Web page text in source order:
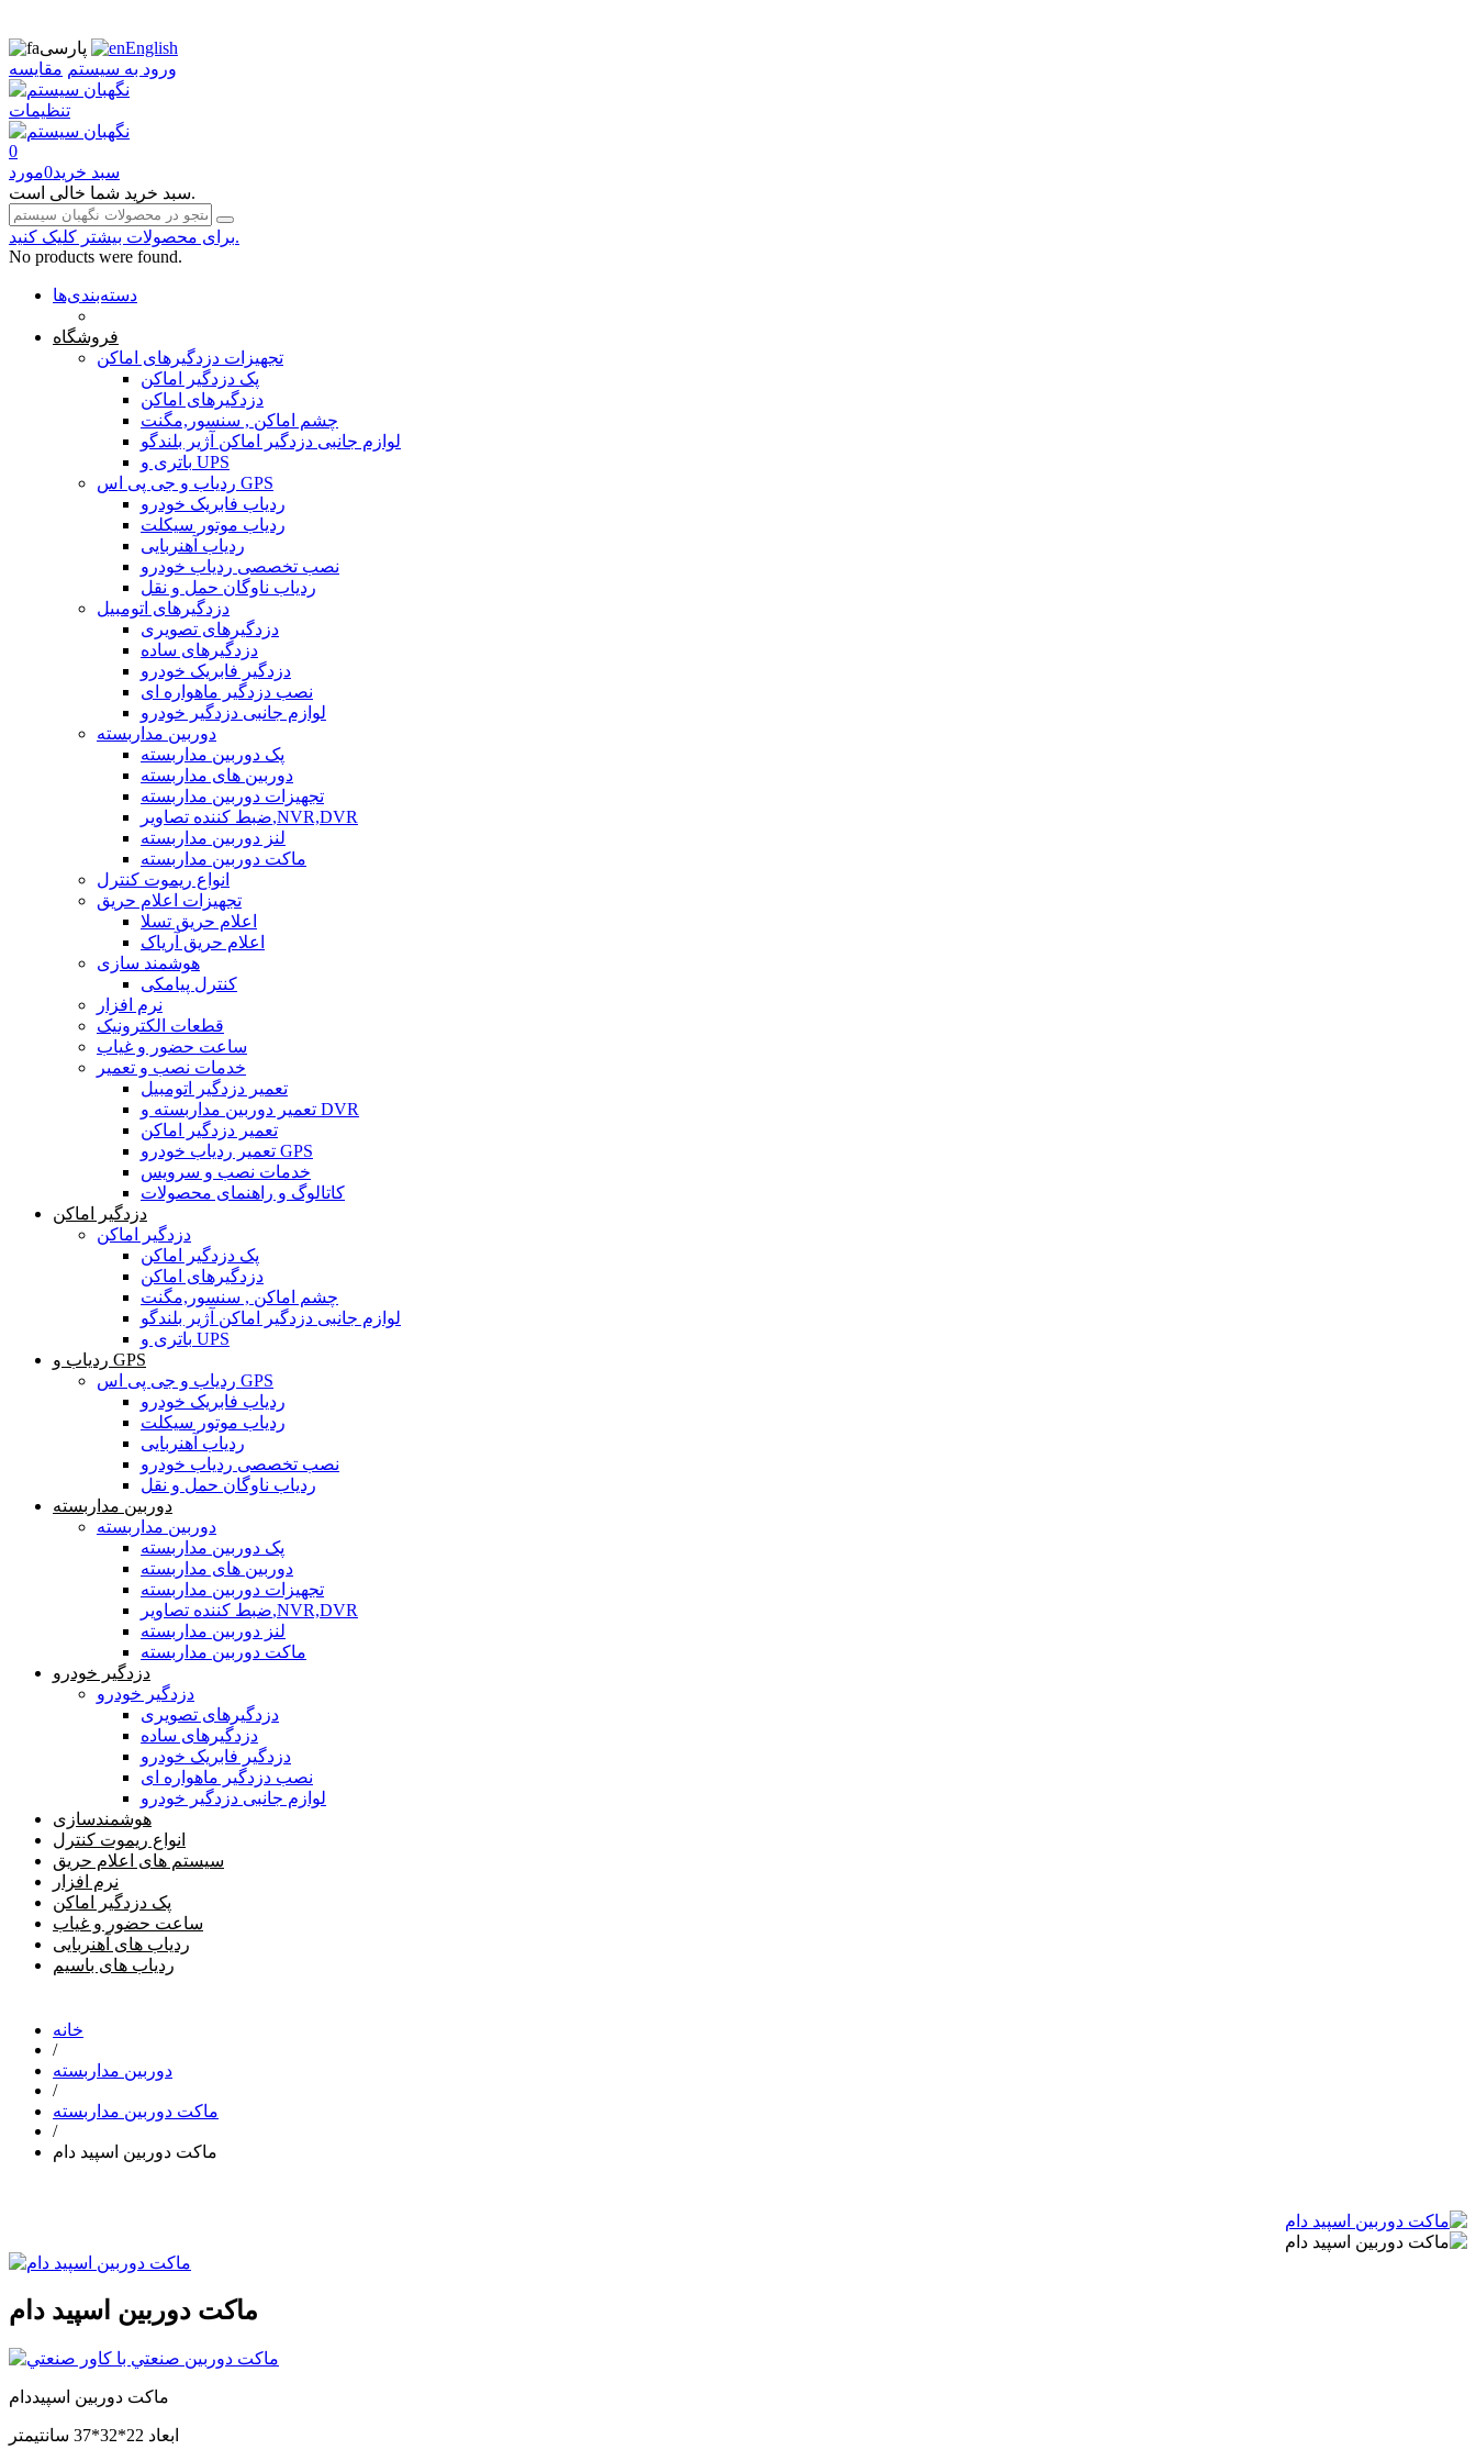
پارسی
English
ورود به سیستم مقایسه
تنظیمات
0
سبد خرید0مورد
سبد خرید شما خالی است.
برای محصولات بیشتر کلیک کنید.
No products were found.
دسته‌بندی‌ها
فروشگاه
تجهیزات دزدگیرهای اماکن
پک دزدگیر اماکن
دزدگیرهای اماکن
چشم اماکن , سنسور,مگنت
لوازم جانبی دزدگیر اماکن آژیر بلندگو
باتری و UPS
ردیاب و جی پی اس GPS
ردیاب فابریک خودرو
ردیاب موتور سیکلت
ردیاب آهنربایی
نصب تخصصی ردیاب خودرو
ردیاب ناوگان حمل و نقل
دزدگیرهای اتومبیل
دزدگیرهای تصویری
دزدگیرهای ساده
دزدگیر فابریک خودرو
نصب دزدگیر ماهواره ای
لوازم جانبی دزدگیر خودرو
دوربین مداربسته
پک دوربین مداربسته
دوربین های مداربسته
تجهیزات دوربین مداربسته
ضبط کننده تصاویر,NVR,DVR
لنز دوربین مداربسته
ماکت دوربین مداربسته
انواع ریموت کنترل
تجهیزات اعلام حریق
اعلام حریق تسلا
اعلام حریق آریاک
هوشمند سازی
کنترل پیامکی
نرم افزار
قطعات الکترونیک
ساعت حضور و غیاب
خدمات نصب و تعمیر
تعمیر دزدگیر اتومبیل
تعمیر دوربین مداربسته و DVR
تعمیر دزدگیر اماکن
تعمیر ردیاب خودرو GPS
خدمات نصب و سرویس
کاتالوگ و راهنمای محصولات
دزدگیر اماکن
دزدگیر اماکن
پک دزدگیر اماکن
دزدگیرهای اماکن
چشم اماکن , سنسور,مگنت
لوازم جانبی دزدگیر اماکن آژیر بلندگو
باتری و UPS
ردیاب و GPS
ردیاب و جی پی اس GPS
ردیاب فابریک خودرو
ردیاب موتور سیکلت
ردیاب آهنربایی
نصب تخصصی ردیاب خودرو
ردیاب ناوگان حمل و نقل
دوربین مداربسته
دوربین مداربسته
پک دوربین مداربسته
دوربین های مداربسته
تجهیزات دوربین مداربسته
ضبط کننده تصاویر,NVR,DVR
لنز دوربین مداربسته
ماکت دوربین مداربسته
دزدگیر خودرو
دزدگیر خودرو
دزدگیرهای تصویری
دزدگیرهای ساده
دزدگیر فابریک خودرو
نصب دزدگیر ماهواره ای
لوازم جانبی دزدگیر خودرو
هوشمندسازی
انواع ریموت کنترل
سیستم های اعلام حریق
نرم افزار
پک دزدگیر اماکن
ساعت حضور و غیاب
ردیاب های آهنربایی
ردیاب های باسیم
خانه
/
دوربین مداربسته
/
ماکت دوربین مداربسته
/
ماکت دوربین اسپید دام
ماکت دوربین اسپید دام
ابعاد 22*32*37 سانتيمتر